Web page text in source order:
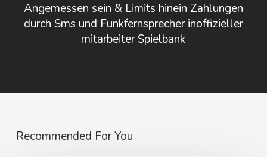
Angemessen sein & Limits hinein Zahlungen
durch Sms und Funkfernsprecher inoffizieller
mitarbeiter Spielbank
Recommended For You